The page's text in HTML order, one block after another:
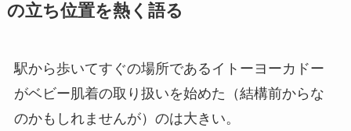
の立ち位置を熱く語る
駅から歩いてすぐの場所であるイトーヨーカドー
がベビー肌着の取り扱いを始めた（結構前からな
のかもしれませんが）のは大きい。